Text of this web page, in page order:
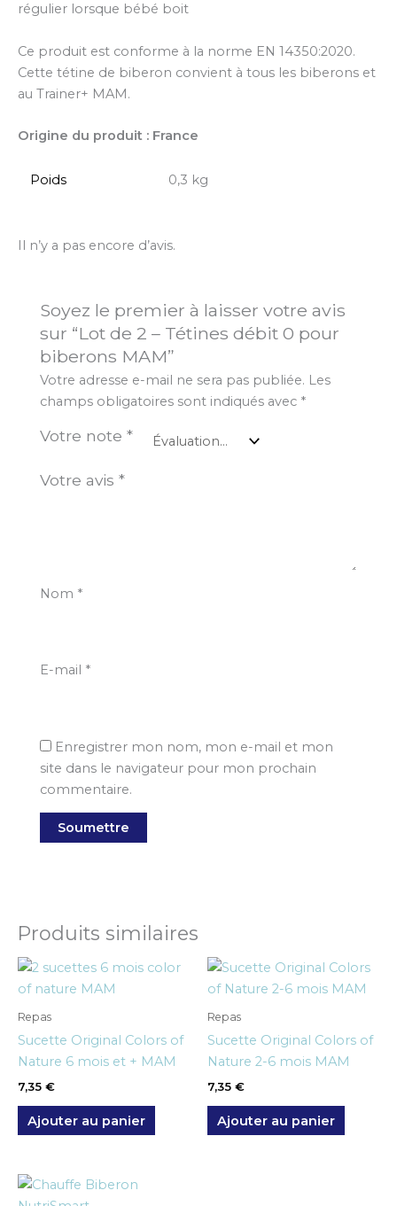
régulier lorsque bébé boit
Ce produit est conforme à la norme EN 14350:2020.
Cette tétine de biberon convient à tous les biberons et
au Trainer+ MAM.
Origine du produit : France
Poids 0,3 kg
Il n’y a pas encore d’avis.
Soyez le premier à laisser votre avis
sur “Lot de 2 – Tétines débit 0 pour
biberons MAM”
Votre adresse e-mail ne sera pas publiée. Les
champs obligatoires sont indiqués avec *
Votre note*
Votre avis*
Nom *
E-mail *
Enregistrer mon nom, mon e-mail et mon
site dans le navigateur pour mon prochain
commentaire.
Produits similaires
Repas
Sucette Original Colors of
Nature 6 mois et + MAM
7,35 €
Ajouter au panier
Repas
Sucette Original Colors of
Nature 2-6 mois MAM
7,35 €
Ajouter au panier